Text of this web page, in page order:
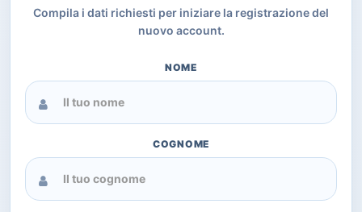
Compila i dati richiesti per iniziare la registrazione del
nuovo account.
NOME
COGNOME